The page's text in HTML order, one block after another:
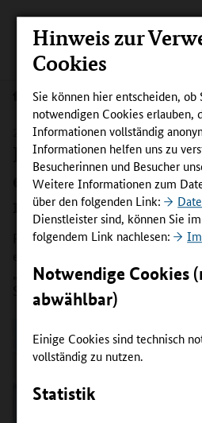
Hinweis zur
Cookies
Sie können hier entscheiden, ob
notwendigen Cookies erlauben,
Informationen vollständig
Informationen helfen uns zu
Besucherinnen und Besucher
Weitere Informationen zum
über den folgenden Link:
Dienstleister sind, können Sie
folgendem Link nachlesen:
Notwendige Cookies
abwählbar)
Einige Cookies sind technisch
vollständig zu nutzen.
Statistik
Aktuelles
Berufsorientierung
einfach machen:
maßgeschneidert
28.05.2026
Praxis erleben, Talente
„HeldinEn“ handwerkliche
Schulen – und trifft damit auf